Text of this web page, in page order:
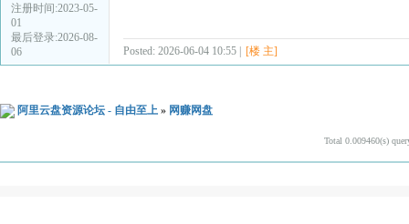
注册时间:2023-05-
01
最后登录:2026-08-
06
Posted: 2026-06-04 10:55 | [楼 主]
阿里云盘资源论坛 - 自由至上 » 网赚网盘
Total 0.009460(s)